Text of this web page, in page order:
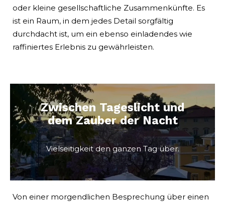
oder kleine gesellschaftliche Zusammenkünfte. Es
ist ein Raum, in dem jedes Detail sorgfältig
durchdacht ist, um ein ebenso einladendes wie
raffiniertes Erlebnis zu gewährleisten.
Zwischen Tageslicht und
dem Zauber der Nacht
Vielseitigkeit den ganzen Tag über.
Von einer morgendlichen Besprechung über einen